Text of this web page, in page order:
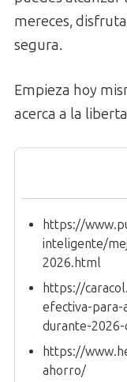
mereces,
segura.
Empieza hoy
acerca a la
https://
inteligente/
2026.html
https://
efectiva-para-
durante-
https://
ahorro/